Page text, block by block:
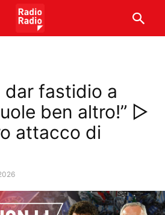
dar fastidio a
ben altro!” ▷
attacco di